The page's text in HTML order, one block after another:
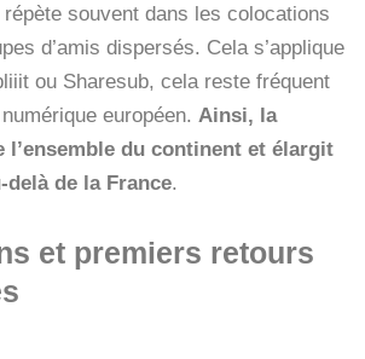
souvent dans les colocations
d’amis dispersés. Cela s’applique
ou Sharesub, cela reste fréquent
européen. Ainsi, la
l’ensemble du continent et élargit
de la France.
et premiers retours